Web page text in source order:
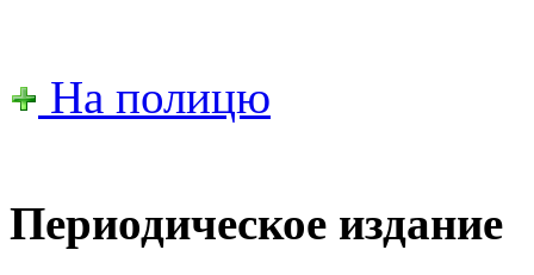
На полицю
Периодическое издание